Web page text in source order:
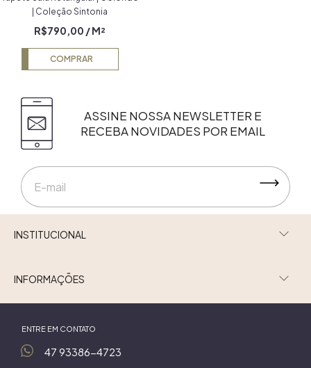
| Coleção Sintonia
R$790,00 / M²
COMPRAR
ASSINE NOSSA NEWSLETTER E
RECEBA NOVIDADES POR EMAIL
INSTITUCIONAL
INFORMAÇÕES
ENTRE EM CONTATO
47 93386-4723